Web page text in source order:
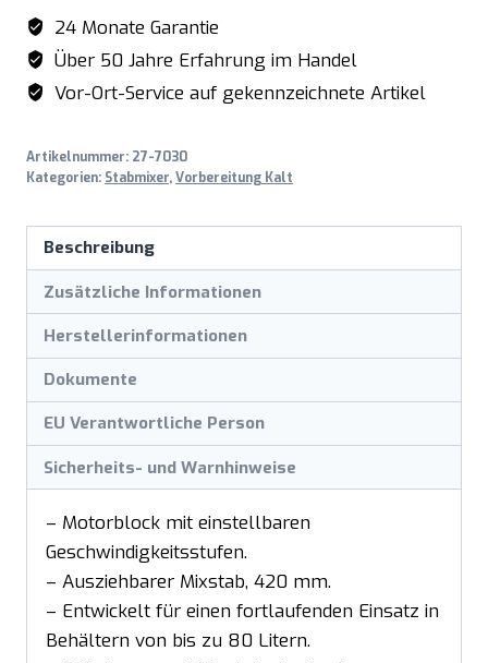
MB-
51
Menge
24 Monate Garantie
Über 50 Jahre Erfahrung im Handel
Vor-Ort-Service auf gekennzeichnete Artikel
Artikelnummer: 27-7030
Kategorien: Stabmixer,Vorbereitung Kalt
Beschreibung
Zusätzliche Informationen
Herstellerinformationen
Dokumente
EU Verantwortliche Person
Sicherheits- und Warnhinweise
– Motorblock mit einstellbaren
Geschwindigkeitsstufen.
– Ausziehbarer Mixstab, 420 mm.
– Entwickelt für einen fortlaufenden Einsatz in
Behältern von bis zu 80 Litern.